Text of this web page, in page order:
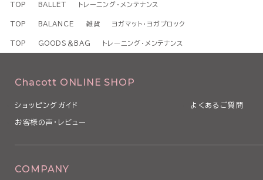
TOP BALLET トレーニング・メンテナンス
TOP BALANCE 雑貨 ヨガマット・ヨガブロック
TOP GOODS＆BAG トレーニング・メンテナンス
Chacott ONLINE SHOP
ショッピングガイド よくあるご質問
お客様の声・レビュー
COMPANY